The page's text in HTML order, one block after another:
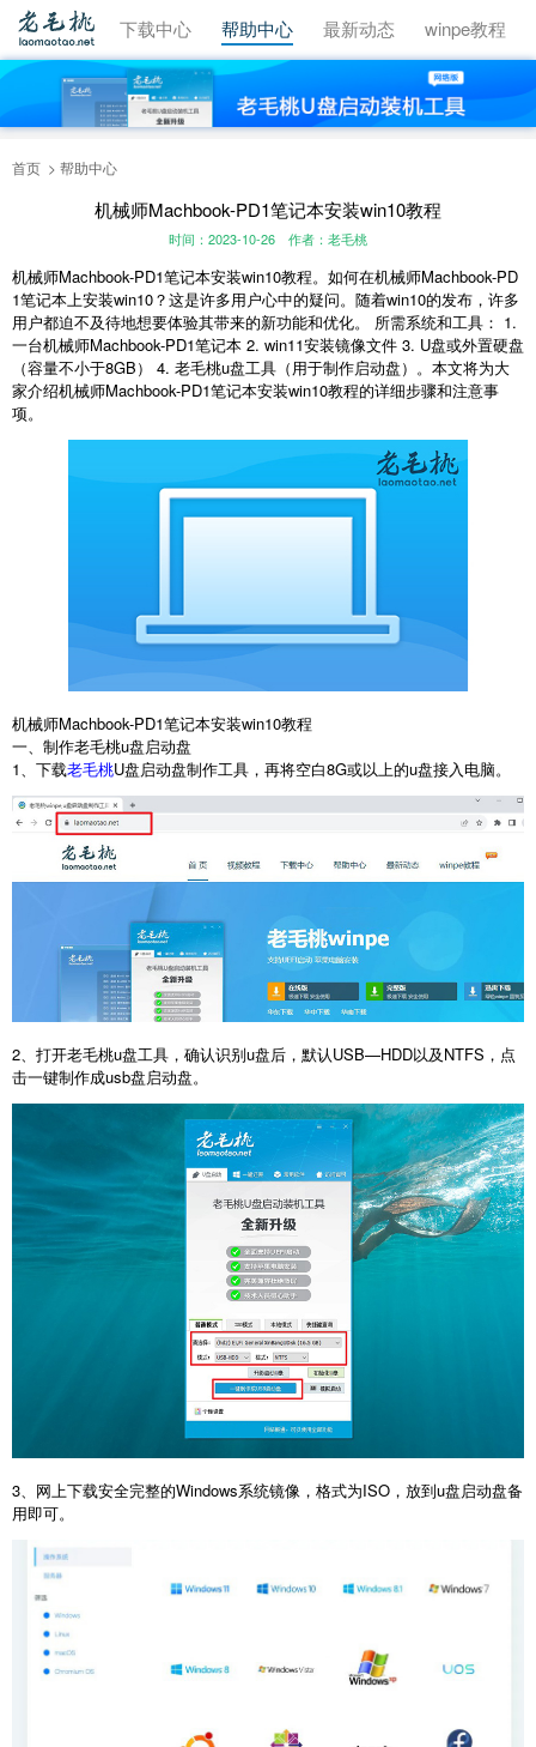
视频教程 下载中心 帮助中心 最新动态 winpe教程
首页 帮助中心
机械师Machbook-PD1笔记本安装win10教程
时间：2023-10-26 作者：老毛桃
机械师Machbook-PD1笔记本安装win10教程。如何在机械师Machbook-PD
1笔记本上安装win10？这是许多用户心中的疑问。随着win10的发布，许多
用户都迫不及待地想要体验其带来的新功能和优化。 所需系统和工具： 1.
一台机械师Machbook-PD1笔记本 2. win11安装镜像文件 3. U盘或外置硬盘
（容量不小于8GB） 4. 老毛桃u盘工具（用于制作启动盘）。本文将为大
家介绍机械师Machbook-PD1笔记本安装win10教程的详细步骤和注意事
项。
机械师Machbook-PD1笔记本安装win10教程
一、制作老毛桃u盘启动盘
1、下载老毛桃U盘启动盘制作工具，再将空白8G或以上的u盘接入电脑。
2、打开老毛桃u盘工具，确认识别u盘后，默认USB—HDD以及NTFS，点
击一键制作成usb盘启动盘。
3、网上下载安全完整的Windows系统镜像，格式为ISO，放到u盘启动盘备
用即可。